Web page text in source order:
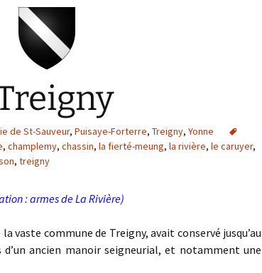
Seigneurie de Courtenay
de St-Sauveur, Puisaye-Forterre, Treigny, Yonne
, champlemy, chassin, la fierté-meung, la rivière, le caruyer,
, treigny
: armes de La Rivière)
vaste commune de Treigny, avait conservé jusqu’au
d’un ancien manoir seigneurial, et notamment une